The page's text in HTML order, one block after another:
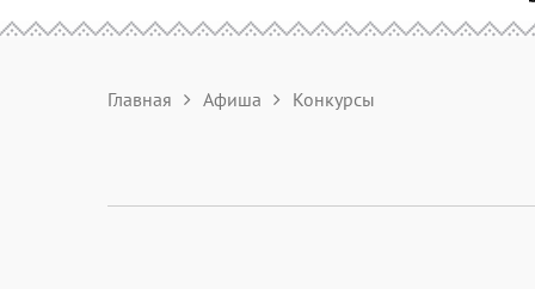
Главная Афиша Конкурсы